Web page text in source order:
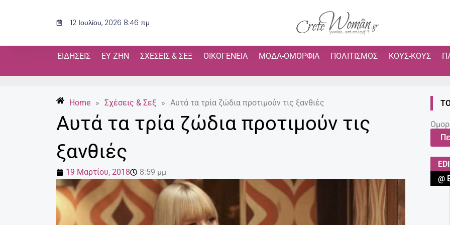
12 Ιουλίου, 2026 8:46 πμ
ΕΙΔΉΣΕΙΣ ΕΥ ΖΗΝ ΣΧΈΣΕΙΣ & ΣΕΞ ΟΙΚΟΓΈΝΕΙΑ ΜΌΔΑ-ΟΜΟΡΦΙΆ ΠΟΛΙΤΙΣΜΌΣ ΚΟΥΣ-ΚΟΥΣ
Home » Σχέσεις & Σεξ » Αυτά τα τρία ζώδια προτιμούν τις ξανθιές
Αυτά τα τρία ζώδια προτιμούν τις
ξανθιές
19 Μαρτίου, 2018 8:59 μμ
@